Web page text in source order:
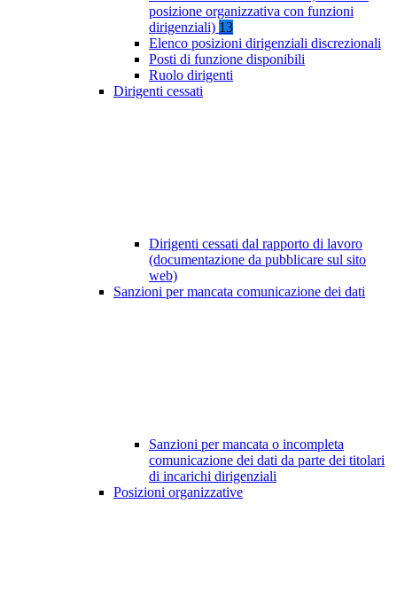
posizione organizzativa con funzioni
dirigenziali) 13
Elenco posizioni dirigenziali discrezionali
Posti di funzione disponibili
Ruolo dirigenti
Dirigenti cessati
Dirigenti cessati dal rapporto di lavoro
(documentazione da pubblicare sul sito
web)
Sanzioni per mancata comunicazione dei dati
Sanzioni per mancata o incompleta
comunicazione dei dati da parte dei titolari
di incarichi dirigenziali
Posizioni organizzative